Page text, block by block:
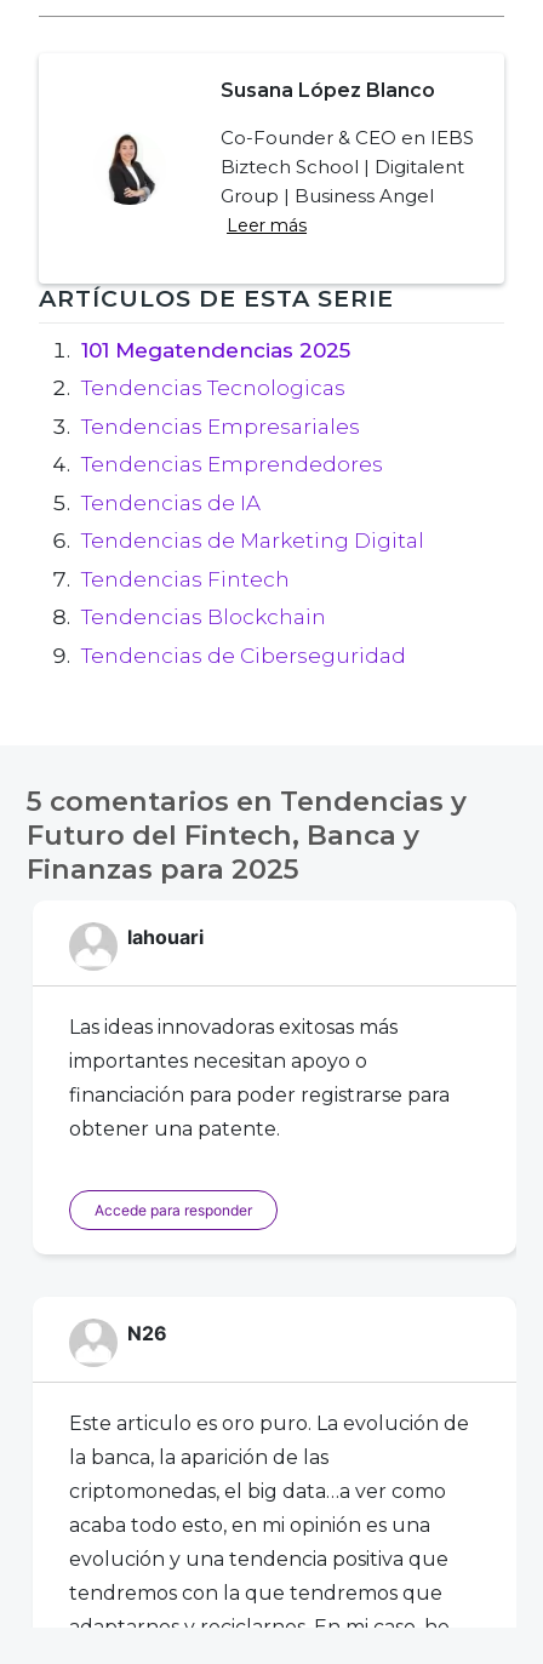
Susana López Blanco
Co-Founder & CEO en IEBS
Biztech School | Digitalent
Group | Business Angel
Leer más
Navegación
de
entradas
ARTÍCULOS DE ESTA SERIE
101 Megatendencias 2025
Tendencias Tecnologicas
Tendencias Empresariales
Tendencias Emprendedores
Tendencias de IA
Tendencias de Marketing Digital
Tendencias Fintech
Tendencias Blockchain
Tendencias de Ciberseguridad
5 comentarios en Tendencias y
Futuro del Fintech, Banca y
Finanzas para 2025
lahouari
Las ideas innovadoras exitosas más
importantes necesitan apoyo o
financiación para poder registrarse para
obtener una patente.
Accede para responder
N26
Este articulo es oro puro. La evolución de
la banca, la aparición de las
criptomonedas, el big data…a ver como
acaba todo esto, en mi opinión es una
evolución y una tendencia positiva que
tendremos con la que tendremos que
adaptarnos y reciclarnos. En mi caso, he